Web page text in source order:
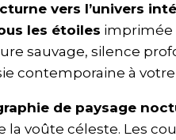
vers l’univers
les étoiles imprimée
sauvage, silence
contemporaine à
de paysage
voûte céleste. Les